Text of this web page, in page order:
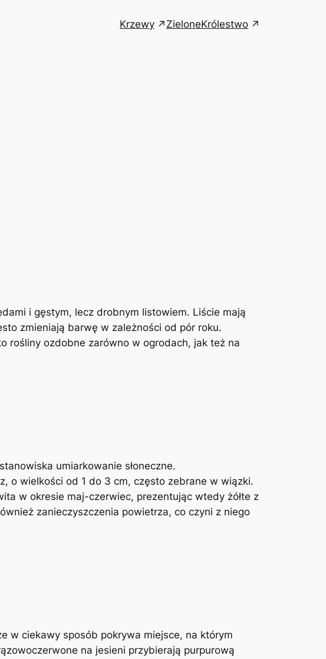
Krzewy ZieloneKrólestwo
i gęstym, lecz drobnym listowiem. Liście mają
zmieniają barwę w zależności od pór roku.
rośliny ozdobne zarówno w ogrodach, jak też na
umiarkowanie słoneczne.
o wielkości od 1 do 3 cm, często zebrane w wiązki.
w okresie maj-czerwiec, prezentując wtedy żółte z
zanieczyszczenia powietrza, co czyni z niego
w ciekawy sposób pokrywa miejsce, na którym
na jesieni przybierają purpurową